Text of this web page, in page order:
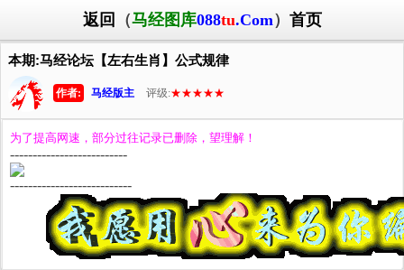
返回 （马经图库088tu.Com） 首页
本期:马经论坛【左右生肖】公式规律
作者: 马经版主 评级:★★★★★
为了提高网速，部分过往记录已删除，望理解！
--------------------------
---------------------------